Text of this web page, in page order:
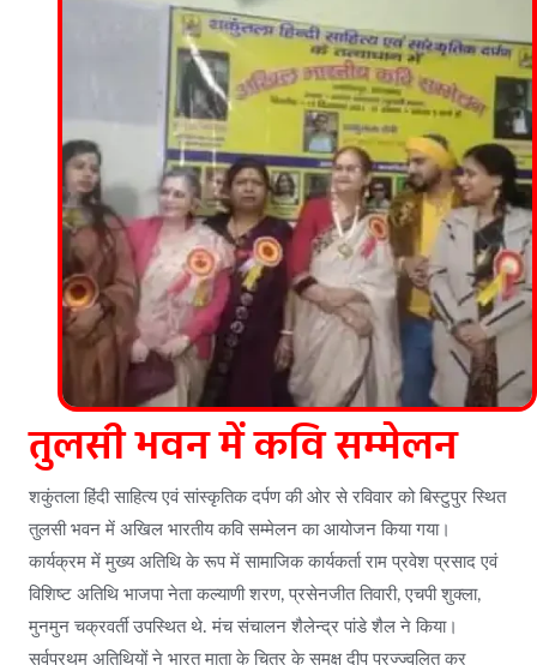
तुलसी भवन में कवि सम्मेलन
शकुंतला हिंदी साहित्य एवं सांस्कृतिक दर्पण की ओर से रविवार को बिस्टुपुर स्थित
तुलसी भवन में अखिल भारतीय कवि सम्मेलन का आयोजन किया गया।
कार्यक्रम में मुख्य अतिथि के रूप में सामाजिक कार्यकर्ता राम प्रवेश प्रसाद एवं
विशिष्ट अतिथि भाजपा नेता कल्याणी शरण, प्रसेनजीत तिवारी, एचपी शुक्ला,
मुनमुन चक्रवर्ती उपस्थित थे. मंच संचालन शैलेन्द्र पांडे शैल ने किया।
सर्वप्रथम अतिथियों ने भारत माता के चित्र के समक्ष दीप प्रज्ज्वलित कर